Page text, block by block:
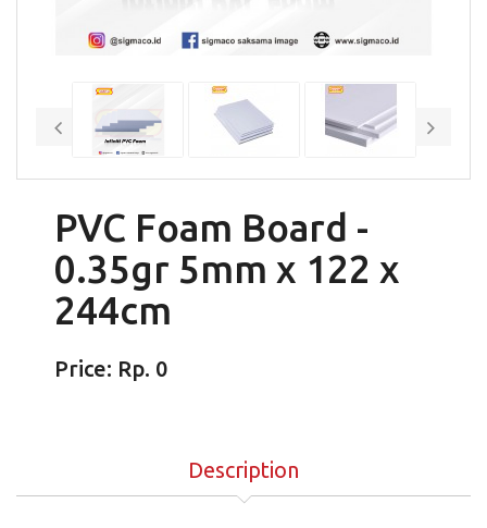
PVC Foam Board -
0.35gr 5mm x 122 x
244cm
Price: Rp. 0
Description